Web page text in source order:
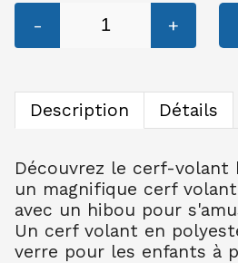
- +
Description Détails
Découvrez le cerf-volant
un magnifique cerf
avec un hibou pour
Un cerf volant en
verre pour les enfants à